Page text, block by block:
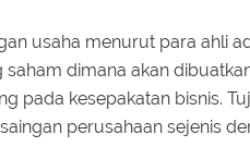
usaha menurut para ahli
dimana akan
pada kesepakatan bisnis.
perusahaan sejenis